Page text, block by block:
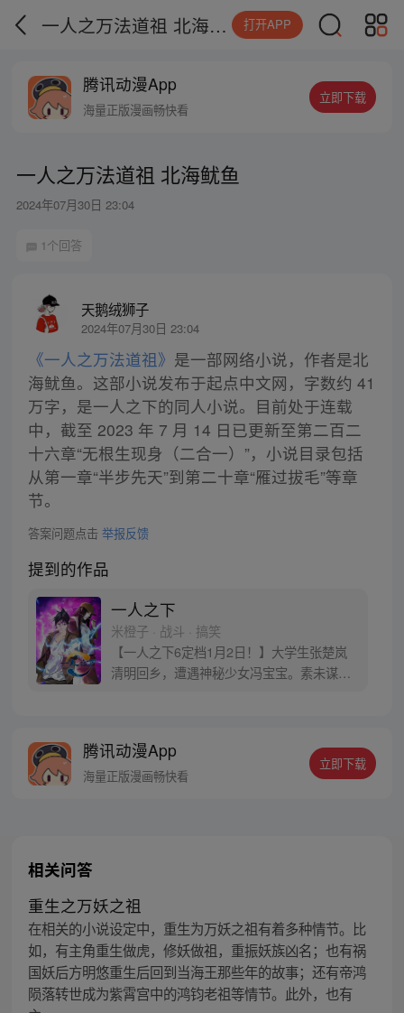
一人之万法道祖 北海鱿鱼 打开APP
腾讯动漫App
海量正版漫画畅快看
立即下载
一人之万法道祖 北海鱿鱼
2024年07月30日 23:04
1个回答
天鹅绒狮子
2024年07月30日 23:04
《一人之万法道祖》 是一部网络小说，作者是北
海鱿鱼。这部小说发布于起点中文网，字数约 41
万字，是一人之下的同人小说。目前处于连载
中，截至 2023 年 7 月 14 日已更新至第二百二
十六章“无根生现身（二合一）”，小说目录包括
从第一章“半步先天”到第二十章“雁过拔毛”等章
节。
答案问题点击 举报反馈
提到的作品
一人之下
米橙子 · 战斗 · 搞笑
【一人之下6定档1月2日！】大学生张楚岚
清明回乡，遭遇神秘少女冯宝宝。素未谋面
密，张楚岚的生活被彻底颠覆，与冯宝宝一
同踏上“异人”之旅。
腾讯动漫App
海量正版漫画畅快看
立即下载
相关问答
重生之万妖之祖
在相关的小说设定中，重生为万妖之祖有着多种情节。比
如，有主角重生做虎，修妖做祖，重振妖族凶名；也有祸
国妖后方明悠重生后回到当海王那些年的故事；还有帝鸿
陨落转世成为紫霄宫中的鸿钧老祖等情节。此外，也有